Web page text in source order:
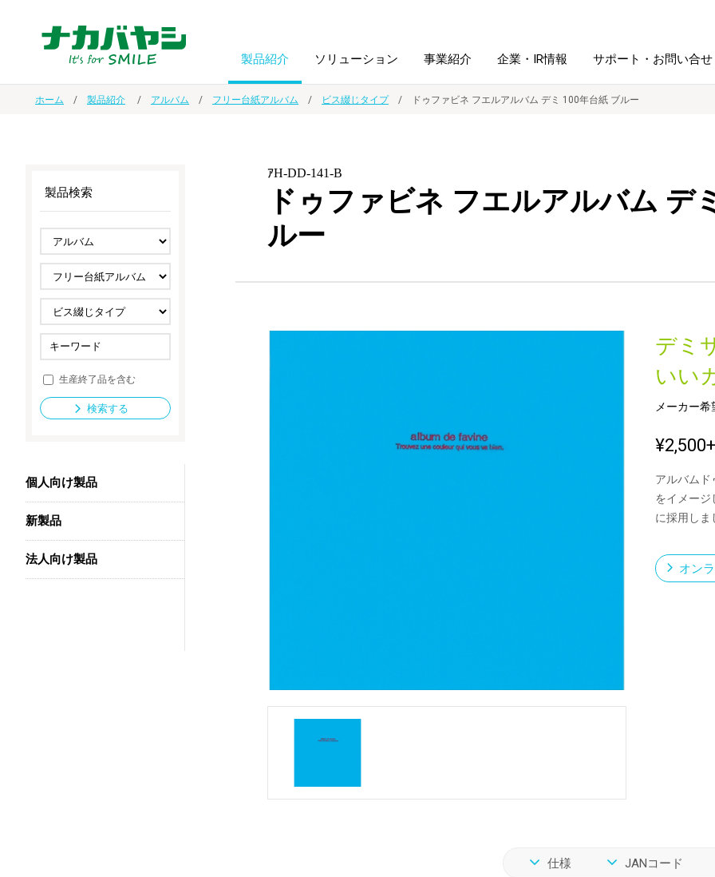
製品紹介
ノート・紙製品
ファイル・
ホルダー用品
スマートフォン・
タブレット関連
防災・
セキュリティ用品
法人向け製品
ソリューション
オーダー手帳・ノベルティ制作 学校ソリューション
ドキュメントスキャニングサービス
導入事例
事業紹介 企業・IR情報
IR情報 沿革
サステナビリティ
サポート・お問い合せ
ホーム 製品紹介 アルバム フリー台紙アルバム ビス綴じタイプ ドゥファビネ フエルアルバム デミ 100年台紙 ブルー
ｱH-DD-141-B
ドゥファビネ フエルアルバム デ
ルー
デミ
いい
メーカー
¥2,500
アルバム
をイメージ
に採用しま
オン
仕様 JANコード
製品検索
生産終了品を含む
検索する
個人向け製品
新製品
法人向け製品